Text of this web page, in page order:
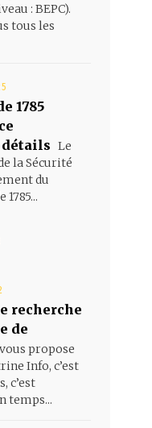
: BEPC).
tous les
1785
détails Le
la Sécurité
du
recherche
de
propose
Info, c’est
c’est
temps...